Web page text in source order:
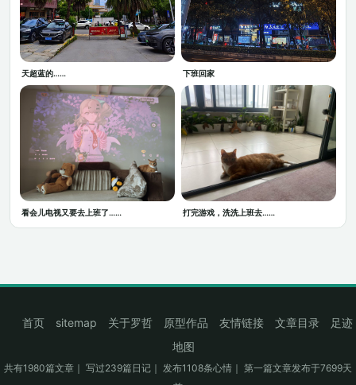
天超蓝的…… 下班回家
看会儿电视又要去上班了…… 打完游戏，洗洗上班去……
首页 sitemap 关于罗哲 原型作品 友情链接 文章目录
足迹
地图
共有1980篇文章｜ 写过239篇日记｜ 发布1108条心情｜ 第一篇文章发布于7699天